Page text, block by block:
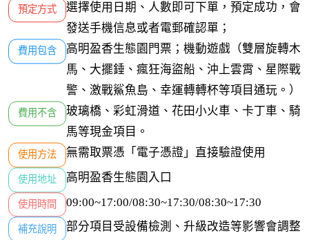
預定方式
選擇使用日期、人數即可下單，預定成功，會
發送手機信息或者電郵確認單；
費用包含
高明盈香生態園門票；機動遊戲（雙層旋轉木
馬、大擺錘、瘋狂海盜船、沖上雲霄、星際戰
警、激戰鯊魚島、幸運轉轉杯等項目通玩。）
費用不含
玻璃橋、彩虹滑道、花田小火車、卡丁車、騎
馬等現金項目。
使用方法 無需取票憑「電子憑證」直接驗證使用
使用地址 高明盈香生態園入口
使用時間 09:00~17:00/08:30~17:30/08:30~17:30
補充說明
部分項目受設備檢測、升級改造等影響會調整